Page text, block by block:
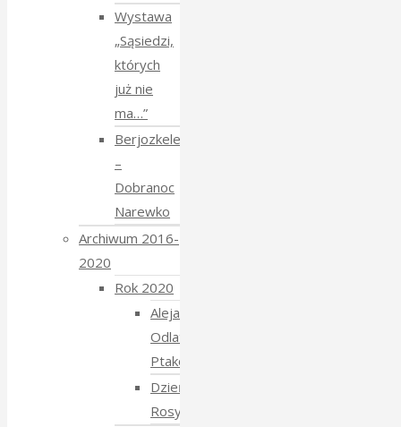
Wystawa
„Sąsiedzi,
których
już nie
ma…”
Berjozkele
–
Dobranoc
Narewko
Archiwum 2016-
2020
Rok 2020
Aleja
Odlatujących
Ptaków
Dzień
Rosyjski